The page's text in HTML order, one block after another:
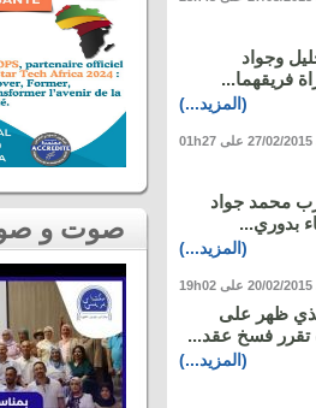
وجواد
فريقهما...
(المزيد...)
محمد جواد
بدوري...
(المزيد...)
ظهر على
تقرر فسخ عقد...
(المزيد...)